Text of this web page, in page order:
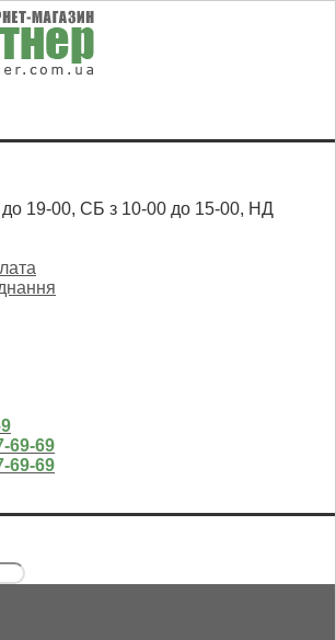
19-00, СБ з 10-00 до 15-00, НД
69-69
69-69